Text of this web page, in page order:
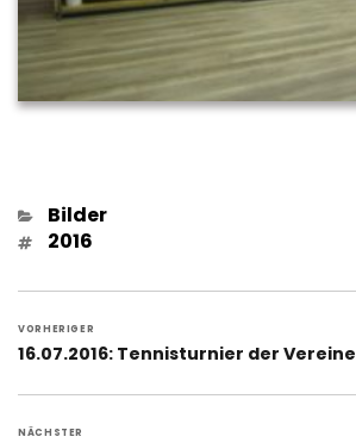
Kategorien
Bilder
Schlagwörter
2016
VORHERIGER
Vorheriger
16.07.2016: Tennisturnier der Vereine
NÄCHSTER